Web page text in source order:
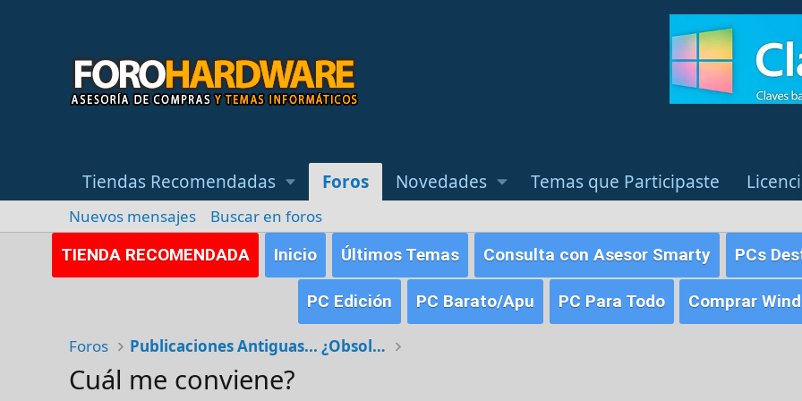
Tiendas Recomendadas Foros Novedades Temas que Participaste
Nuevos mensajes
Buscar en foros
TIENDA RECOMENDADA
Inicio Últimos Temas Consulta con Asesor Smarty PCs
PC Edición PC Barato/Apu PC Para Todo Comprar
Foros Publicaciones Antiguas... ¿Obsoletas?
Cuál me conviene?